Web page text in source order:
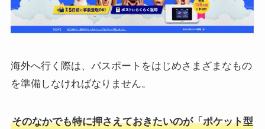
海外へ行く際は、パスポートをはじめさまざまなもの
を準備しなければなりません。
そのなかでも特に押さえておきたいのが「ポケット型